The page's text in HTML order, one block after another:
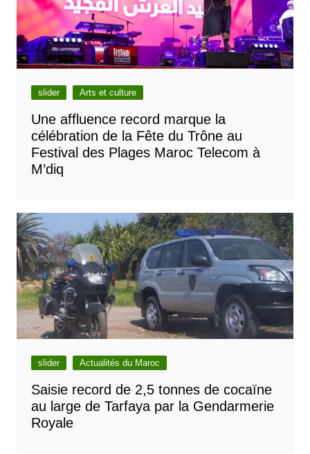
slider Arts et culture
Une affluence record marque la
célébration de la Fête du Trône au
Festival des Plages Maroc Telecom à
M’diq
slider Actualités du Maroc
Saisie record de 2,5 tonnes de cocaïne
au large de Tarfaya par la Gendarmerie
Royale